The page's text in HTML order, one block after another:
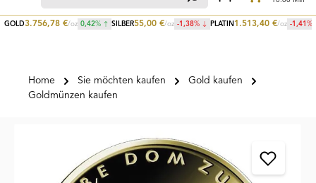
GOLD3.756,78 €/oz 0,42% SILBER55,00 €/oz -1,38% PLATIN 1.513,40 €/oz -1,41 %
Home Sie möchten kaufen
Gold kaufen
Goldmünzen kaufen